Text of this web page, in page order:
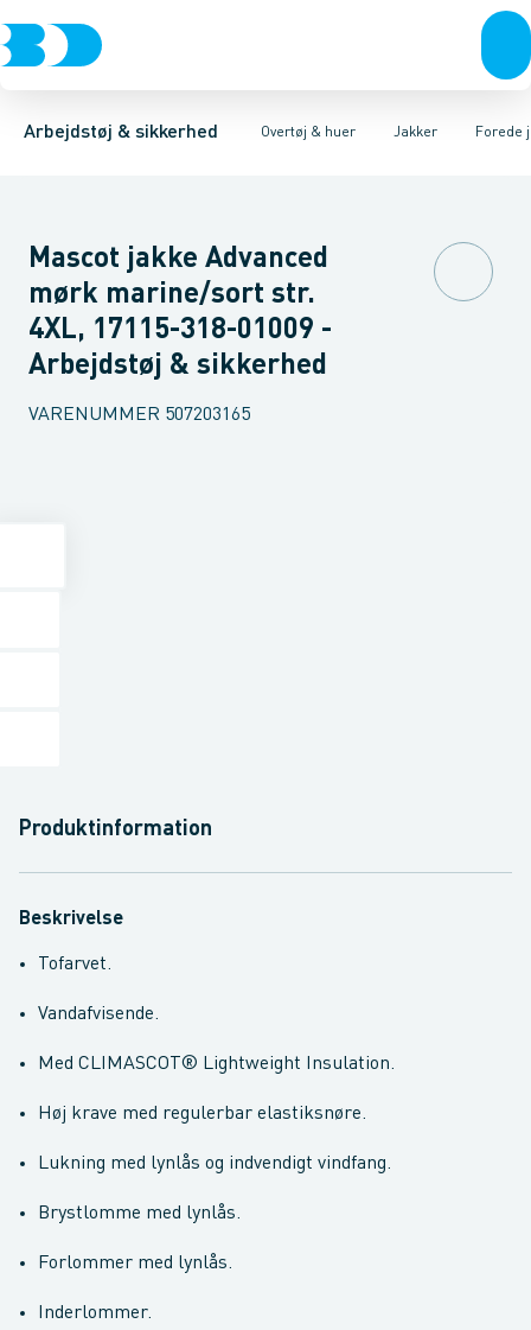
Arbejdstøj & sikkerhed Overtøj & huer
Trøjer & t-shirtsBukser Overtøj & huerUndertøj & sokkerSko
Jakker
JakkerKedeldragter & OverallsRegntøjVeste Huer & Tilbehør
Forede
Fleece & Fiberpelsjakker Softshelljakker Uforede jakker
Mascot jakke Advanced
mørk marine/sort str.
4XL, 17115-318-01009 -
Arbejdstøj & sikkerhed
VARENUMMER 507203165
Produktinformation
Beskrivelse
Tofarvet.
Vandafvisende.
Med CLIMASCOT® Lightweight Insulation.
Høj krave med regulerbar elastiksnøre.
Lukning med lynlås og indvendigt vindfang.
Brystlomme med lynlås.
Forlommer med lynlås.
Inderlommer.